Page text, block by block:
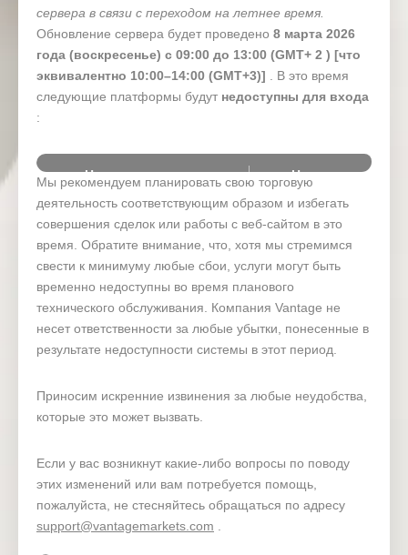
7 March 2026
(Saturday)
00:00 – 23:59 (GMT+2)
8 March 2026 (Sunday)
00:00 – 08:59
(GMT+2)14:00 – 23:59
(GMT+3)
сервера в связи с переходом на летнее время.
Обновление сервера будет проведено 8 марта 2026
года (воскресенье) с 09:00 до 13:00 (GMT+ 2 ) [что
эквивалентно 10:00–14:00 (GMT+3)] . В это время
следующие платформы будут недоступны для входа
:
Недоступная дата Недоступное
8 марта 2026 г. (воскресенье)
09:00 – 13:00
(GMT+3)]
09:00 – 11:00
[эквивалентно 10:00
(GMT+3)]
Мы рекомендуем планировать свою торговую
деятельность соответствующим образом и избегать
совершения сделок или работы с веб-сайтом в это
время. Обратите внимание, что, хотя мы стремимся
свести к минимуму любые сбои, услуги могут быть
временно недоступны во время планового
технического обслуживания. Компания Vantage не
несет ответственности за любые убытки, понесенные в
результате недоступности системы в этот период.
Приносим искренние извинения за любые неудобства,
которые это может вызвать.
Если у вас возникнут какие-либо вопросы по поводу
этих изменений или вам потребуется помощь,
пожалуйста, не стесняйтесь обращаться по адресу
support@vantagemarkets.com